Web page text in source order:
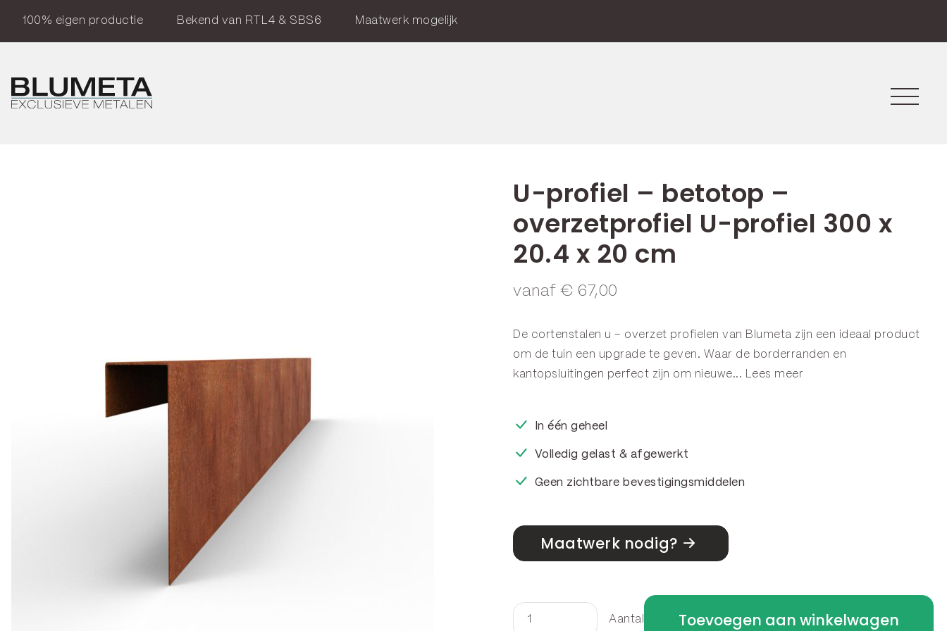
100% eigen productie Bekend van RTL4 & SBS6 Maatwerk mogelijk
U-profiel – betotop –
overzetprofiel U-profiel 300 x
20.4 x 20 cm
vanaf € 67,00
De cortenstalen u – overzet profielen van Blumeta zijn een ideaal product
om de tuin een upgrade te geven. Waar de borderranden en
kantopsluitingen perfect zijn om nieuwe... Lees meer
In één geheel
Volledig gelast & afgewerkt
Geen zichtbare bevestigingsmiddelen
Maatwerk nodig?
Aantal Toevoegen aan winkelwagen